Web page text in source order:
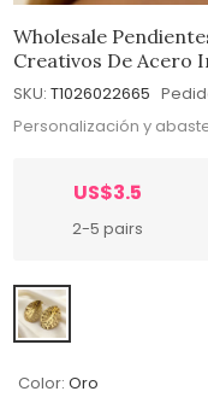
Wholesale
Creativos De Acero
SKU: T1026022665
Personalización y
US$3.5
2-5 pairs
Color: Oro